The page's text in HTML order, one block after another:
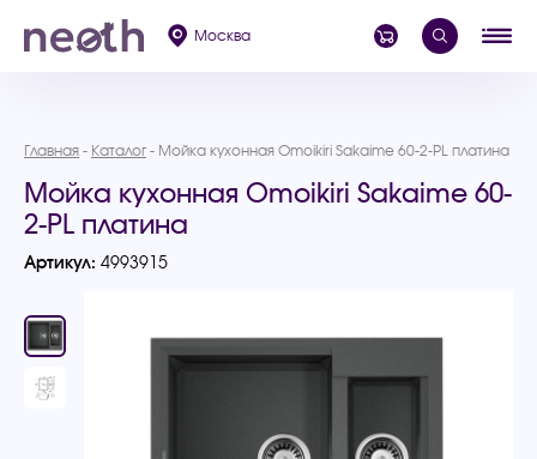
Москва
Главная Каталог Мойка кухонная Omoikiri Sakaime 60-2-PL платина
Мойка кухонная Omoikiri Sakaime 60-
2-PL платина
Артикул: 4993915